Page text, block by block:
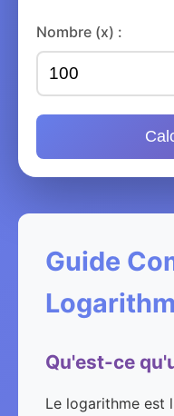
Nombre (x) :
Guide
Qu'est-ce
Le logarithme est